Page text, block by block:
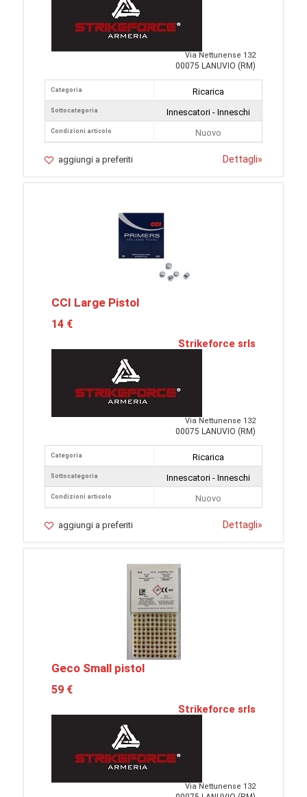
Via Nettunense 132
00075 LANUVIO (RM)
Categoria
Sottocategoria
Condizioni articolo
Ricarica
Innescatori - Inneschi
Nuovo
aggiungi a preferiti Dettagli»
CCI Large Pistol
14 €
Strikeforce srls
Via Nettunense 132
00075 LANUVIO (RM)
Categoria
Sottocategoria
Condizioni articolo
Ricarica
Innescatori - Inneschi
Nuovo
aggiungi a preferiti Dettagli»
Geco Small pistol
59 €
Strikeforce srls
Via Nettunense 132